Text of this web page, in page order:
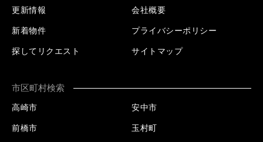
更新情報
新着物件
探してリクエスト
会社概要
プライバシーポリシー
サイトマップ
市区町村検索
高崎市
前橋市
安中市
玉村町